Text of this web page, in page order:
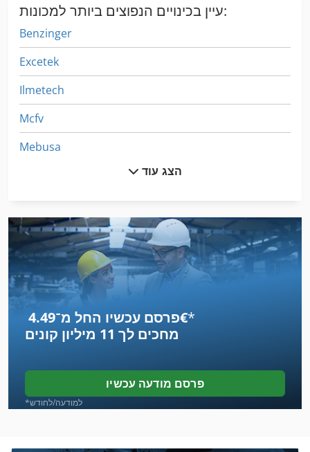
עיין בכינויים הנפוצים ביותר למכונות:
Benzinger
Excetek
Ilmetech
Mcfv
Mebusa
Takamaz
Zfwz
החבילה
הצעה החכירה
הרוצח חרקים
התקדמות
חותם
הצג עוד
פרסם עכשיו החל מ־‏4.49 ‏€*
מחכים לך 11 מיליון קונים
פרסם מודעה עכשיו
*למודעה/לחודש